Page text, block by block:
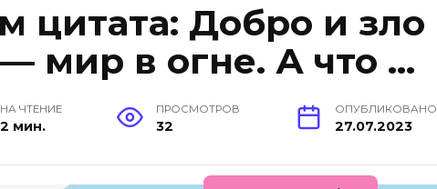
цитата: Добро и зло
мир в огне. А что …
НА ЧТЕНИЕ
2 мин.
ПРОСМОТРОВ
32
ОПУБЛИКОВАНО
27.07.2023